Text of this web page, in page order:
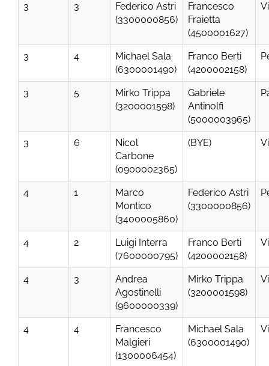
3 3
Federico Astri
(3300000856)
Francesco
Fraietta
(4500001627)
3 4
Michael Sala
(6300001490)
Franco Berti
(4200002158)
3 5
Mirko Trippa
(3200001598)
Gabriele
Antinolfi
(5000003965)
3 6
Nicol
Carbone
(0900002365)
(BYE)
4 1
Marco
Montico
(3400005860)
Federico Astri
(3300000856)
4 2
Luigi Interra
(7600000795)
Franco Berti
(4200002158)
4 3
Andrea
Agostinelli
(9600000339)
Mirko Trippa
(3200001598)
4 4
Francesco
Malgieri
(1300006454)
Michael Sala
(6300001490)